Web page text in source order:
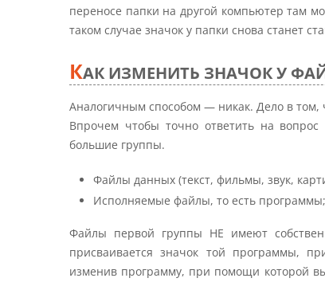
переносе папки на другой компьютер там
таком случае значок у папки снова станет
КАК ИЗМЕНИТЬ ЗНАЧОК У
Аналогичным способом — никак. Дело в том,
Впрочем чтобы точно ответить на
большие группы.
Файлы данных (текст, фильмы, звук,
Исполняемые файлы, то есть программы;
Файлы первой группы НЕ имеют
присваивается значок той программы,
изменив программу, при помощи которой